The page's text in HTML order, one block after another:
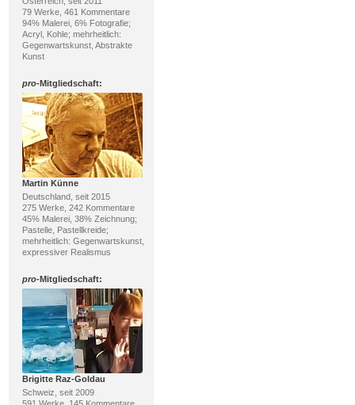
79 Werke, 461 Kommentare
94% Malerei, 6% Fotografie;
Acryl, Kohle; mehrheitlich:
Gegenwartskunst, Abstrakte
Kunst
pro-Mitgliedschaft:
Martin Künne
Deutschland, seit 2015
275 Werke, 242 Kommentare
45% Malerei, 38% Zeichnung;
Pastelle, Pastellkreide;
mehrheitlich: Gegenwartskunst,
expressiver Realismus
pro-Mitgliedschaft:
Brigitte Raz-Goldau
Schweiz, seit 2009